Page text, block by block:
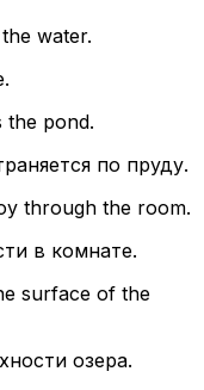
water.
the pond.
по пруду.
through the room.
в комнате.
surface of the
озера.